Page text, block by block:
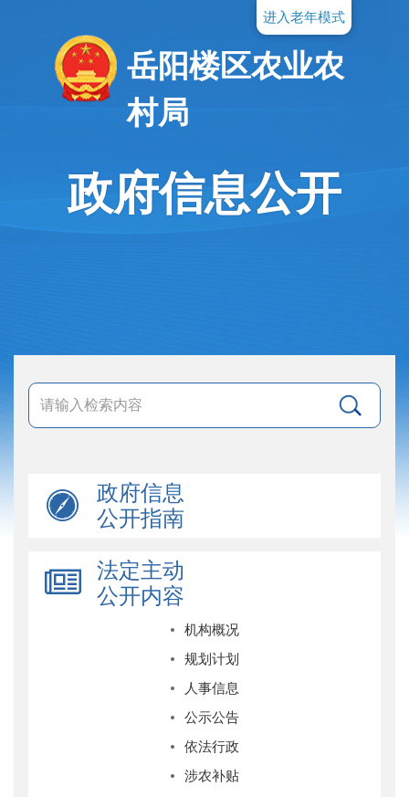
进入老年模式
岳阳楼区农业农
村局
政府信息公开
政府信息
公开指南
法定主动
公开内容
机构概况
规划计划
人事信息
公示公告
依法行政
涉农补贴